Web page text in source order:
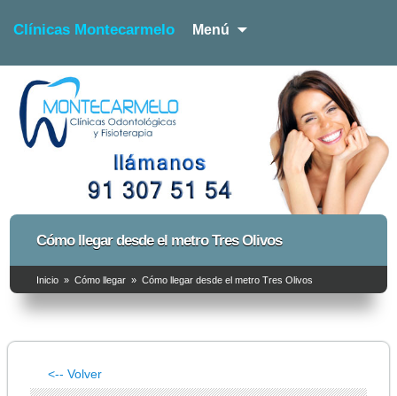
Clínicas Montecarmelo Menú
Clínicas Montecarmelo –
Dentista y Fisioterapia
Cómo llegar desde el metro Tres Olivos
Inicio »Cómo llegar »Cómo llegar desde el metro Tres Olivos
<-- Volver